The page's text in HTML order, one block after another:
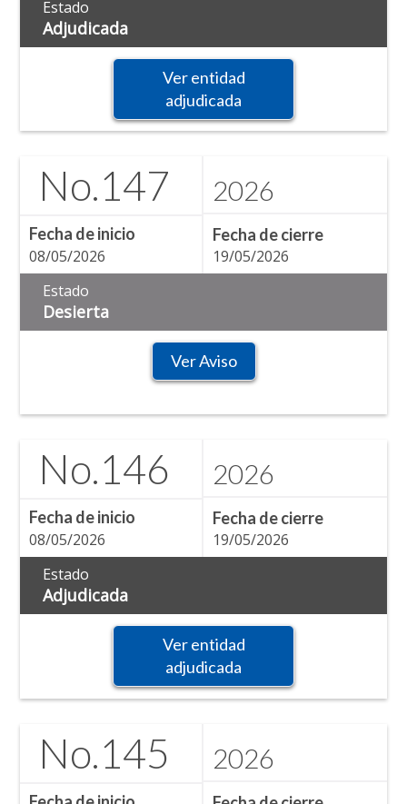
Estado
Adjudicada
Ver entidad
adjudicada
No.147 2026
Fecha de inicio
08/05/2026
Fecha de cierre
19/05/2026
Estado
Desierta
Ver Aviso
No.146 2026
Fecha de inicio
08/05/2026
Fecha de cierre
19/05/2026
Estado
Adjudicada
Ver entidad
adjudicada
No.145 2026